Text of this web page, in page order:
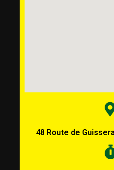
48 Route de